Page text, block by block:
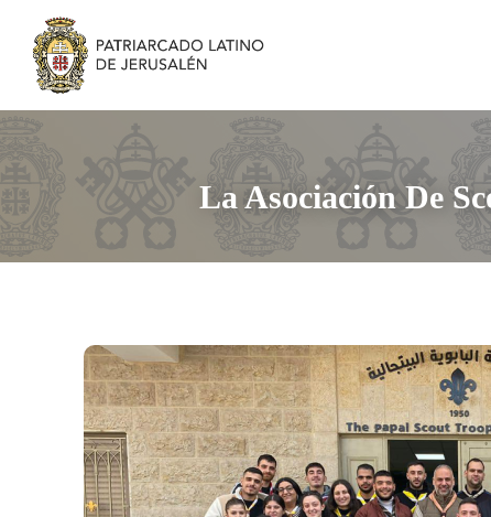
La Asociación De